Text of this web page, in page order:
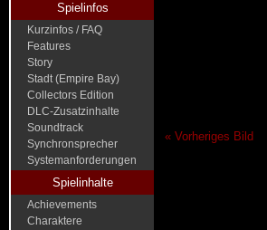
Spielinfos
Kurzinfos / FAQ
Features
Story
Stadt (Empire Bay)
Collectors Edition
DLC-Zusatzinhalte
Soundtrack
Synchronsprecher
Systemanforderungen
Spielinhalte
Achievements
Charaktere
« Vorheriges Bild